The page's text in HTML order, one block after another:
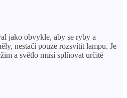
jako obvykle, aby se ryby a
nestačí pouze rozsvítit lampu. Je
a světlo musí splňovat určité